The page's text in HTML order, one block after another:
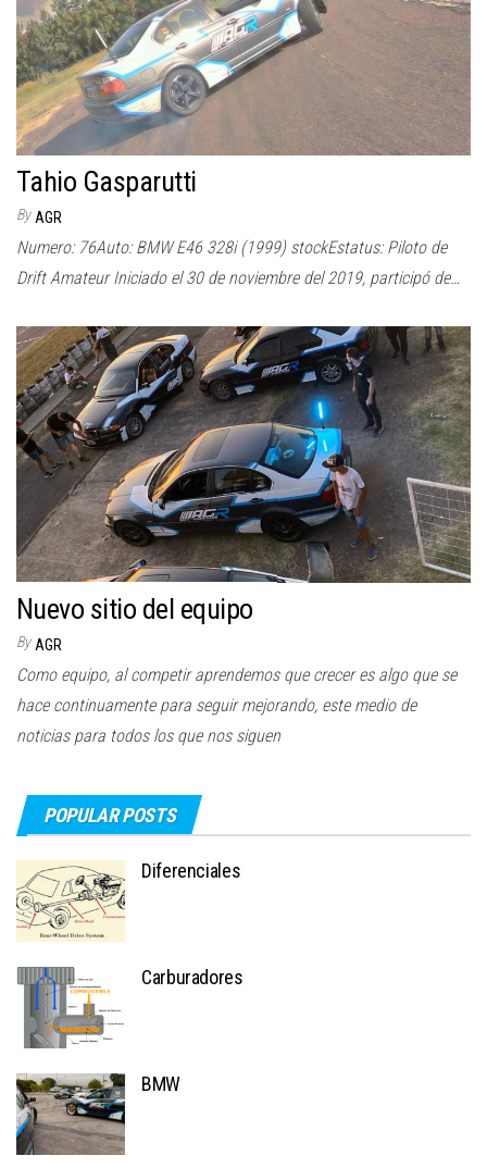
Tahio Gasparutti
By AGR
Numero: 76Auto: BMW E46 328i (1999) stockEstatus: Piloto de
Drift Amateur Iniciado el 30 de noviembre del 2019, participó de…
Nuevo sitio del equipo
By AGR
Como equipo, al competir aprendemos que crecer es algo que se
hace continuamente para seguir mejorando, este medio de
noticias para todos los que nos siguen
POPULAR POSTS
Diferenciales
Carburadores
BMW